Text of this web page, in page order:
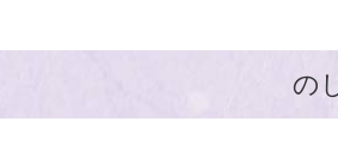
の